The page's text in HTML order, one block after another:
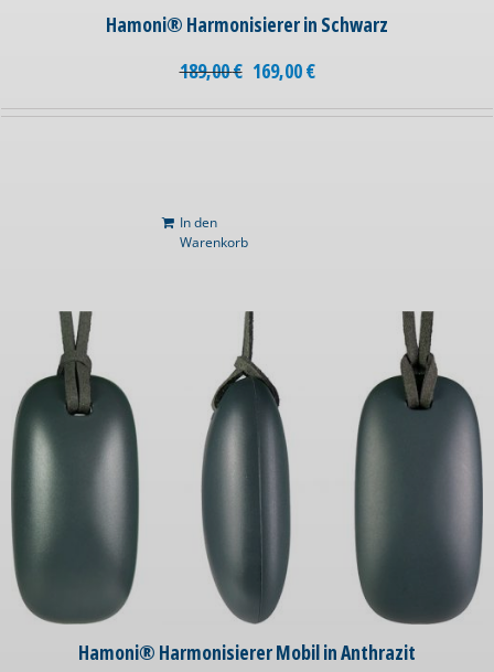
Hamoni® Harmonisierer in Schwarz
189,00€ 169,00€
In den
Warenkorb
Hamoni® Harmonisierer Mobil in Anthrazit